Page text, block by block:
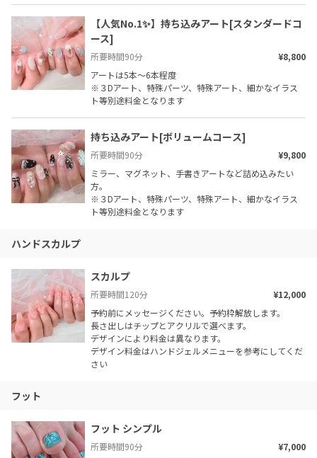
【人気No.1✨】持ち込みアート[スタンダードコ
ース]
所要時間90分
¥8,800
アートは5本〜6本程度
※３Dアート、特殊パーツ、特殊アート、細かなイラス
ト等別途料金となります
持ち込みアート[ボリュームコース]
所要時間90分
¥9,800
ミラー、マグネット、手書きアートなど詰め込みたい
方。
※３Dアート、特殊パーツ、特殊アート、細かなイラス
ト等別途料金となります
ハンドスカルプ
スカルプ
所要時間120分
¥12,000
予約前にメッセージください。予約枠解放します。
長さ出しはチップとアクリルで選べます。
デザインにより料金は異なります。
デザイン料金はハンドジェルメニューを参考にしてくだ
さい
フット
フット シンプル
所要時間90分
¥7,000